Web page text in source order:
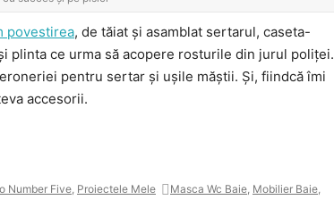
povestirea, de tăiat și asamblat sertarul, caseta-
plinta ce urma să acopere rosturile din jurul poliței.
pentru sertar și ușile măștii. Și, fiindcă îmi
accesorii.
Number Five Proiectele Mele Masca Wc Baie Mobilier Baie